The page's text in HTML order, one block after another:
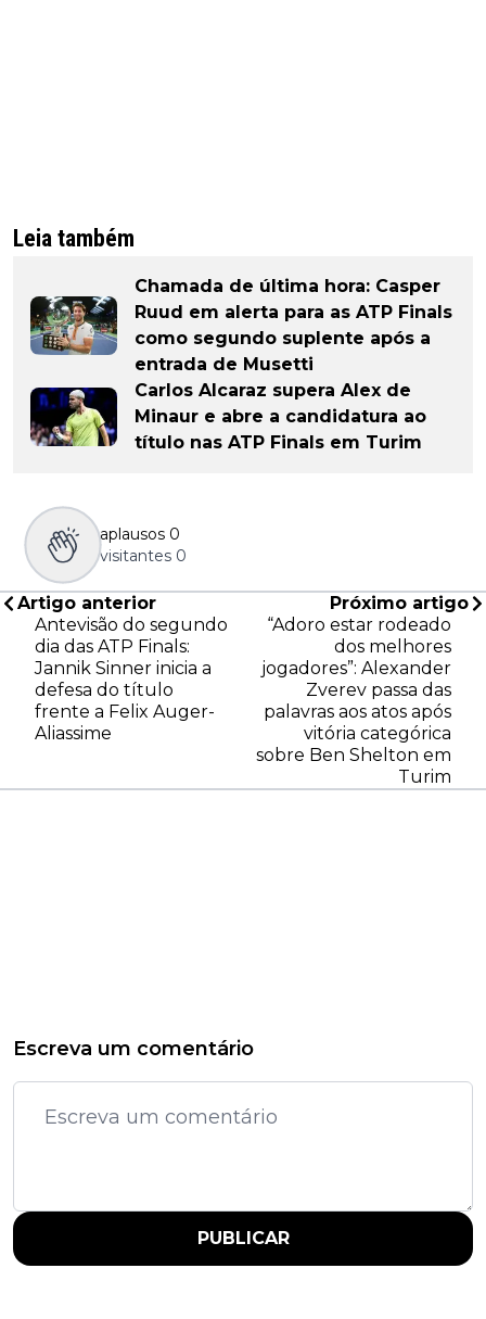
Leia também
Chamada de última hora: Casper
Ruud em alerta para as ATP Finals
como segundo suplente após a
entrada de Musetti
Carlos Alcaraz supera Alex de
Minaur e abre a candidatura ao
título nas ATP Finals em Turim
aplausos 0
visitantes 0
Artigo anterior
Antevisão do segundo
dia das ATP Finals:
Jannik Sinner inicia a
defesa do título
frente a Felix Auger-
Aliassime
Próximo artigo
“Adoro estar rodeado
dos melhores
jogadores”: Alexander
Zverev passa das
palavras aos atos após
vitória categórica
sobre Ben Shelton em
Turim
Escreva um comentário
PUBLICAR